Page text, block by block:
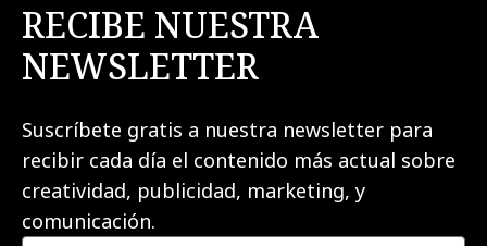
RECIBE NUESTRA
NEWSLETTER
Suscríbete gratis a nuestra newsletter para
recibir cada día el contenido más actual sobre
creatividad, publicidad, marketing, y
comunicación.